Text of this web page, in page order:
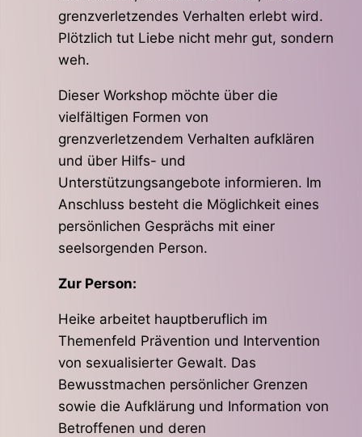
grenzverletzendes Verhalten erlebt wird.
Plötzlich tut Liebe nicht mehr gut, sondern
weh.
Dieser Workshop möchte über die
vielfältigen Formen von
grenzverletzendem Verhalten aufklären
und über Hilfs- und
Unterstützungsangebote informieren. Im
Anschluss besteht die Möglichkeit eines
persönlichen Gesprächs mit einer
seelsorgenden Person.
Zur Person:
Heike arbeitet hauptberuflich im
Themenfeld Prävention und Intervention
von sexualisierter Gewalt. Das
Bewusstmachen persönlicher Grenzen
sowie die Aufklärung und Information von
Betroffenen und deren